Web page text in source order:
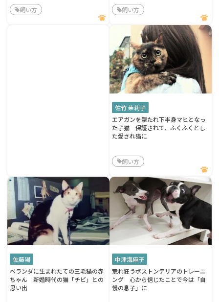
飼い方 飼い方
佐竹 茉莉子
エアガンを撃たれ下半身マヒとなっ
た子猫 保護されて、ふくふくとし
た愛され猫に
飼い方
佐藤陽
ベランダに生まれたての三毛猫の赤
ちゃん 新婚時代の猫「チビ」との
思い出
中津海麻子
荒れ狂うボストンテリアのトレーニ
ング 心から信じたことで今は「自
慢の息子」に